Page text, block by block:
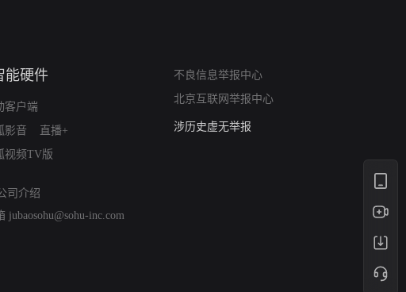
能硬件
客户端
影音
直播+
视频TV版
不良信息举报中心
北京互联网举报中心
亚运会举报专区
涉历史虚无举报
司介绍
jubaosohu@sohu-inc.com